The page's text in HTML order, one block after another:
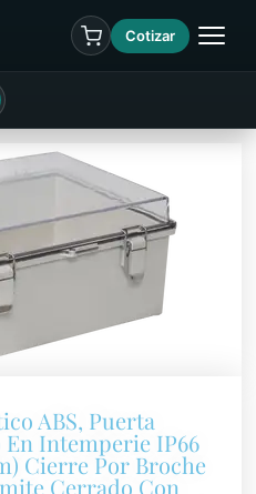
Cotizar
ABS, Puerta
Intemperie IP66
Cierre Por Broche
Cerrado Con